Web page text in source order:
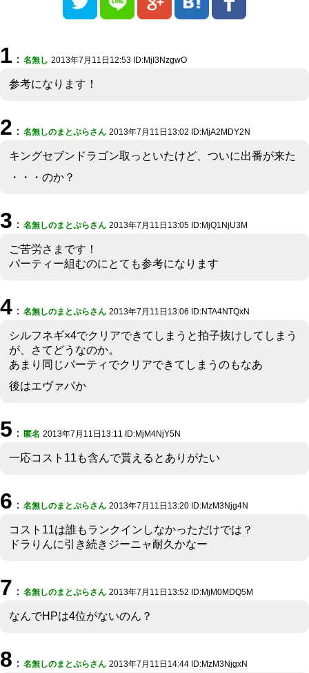
1 ： 名無し 2013年7月11日12:53 ID:MjI3NzgwO
参考になります！
2 ： 名無しのまとぷらさん 2013年7月11日13:02 ID:MjA2MDY2N
キングセブンドラゴン取っといたけど、ついに出番が来た
・・・のか？
3 ： 名無しのまとぷらさん 2013年7月11日13:05 ID:MjQ1NjU3M
ご苦労さまです！
パーティー組むのにとても参考になります
4 ： 名無しのまとぷらさん 2013年7月11日13:06 ID:NTA4NTQxN
シルフネギ×4でクリアできてしまうと拍子抜けしてしまう
が、さてどうなのか。
あまり同じパーティでクリアできてしまうのもなあ
後はエヴァパか
5 ： 匿名 2013年7月11日13:11 ID:MjM4NjY5N
一応コスト11も含んで貰えるとありがたい
6 ： 名無しのまとぷらさん 2013年7月11日13:20 ID:MzM3Njg4N
コスト11は誰もランクインしなかっただけでは？
ドラりんに引き続きジーニャ耐久かなー
7 ： 名無しのまとぷらさん 2013年7月11日13:52 ID:MjM0MDQ5M
なんでHPは4位がないのん？
8 ： 名無しのまとぷらさん 2013年7月11日14:44 ID:MzM3NjgxN